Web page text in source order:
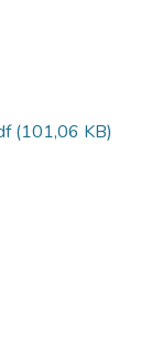
(101,06 KB)